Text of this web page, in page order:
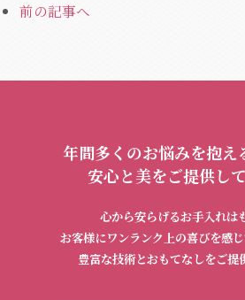
前の記事へ
年間多くのお悩みを抱え
安心と美をご提供して
心から安らげるお手入れは
お客様にワンランク上の喜びを感
豊富な技術とおもてなしをご提